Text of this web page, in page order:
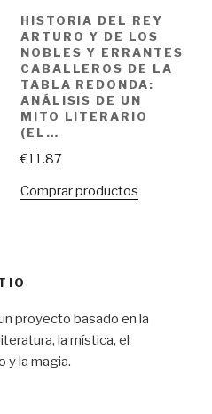
HISTORIA DEL REY
ARTURO Y DE LOS
NOBLES Y ERRANTES
CABALLEROS DE LA
TABLA REDONDA:
ANÁLISIS DE UN
MITO LITERARIO
(EL…
€11.87
Comprar productos
proyecto basado en la
la mística, el
y la magia.